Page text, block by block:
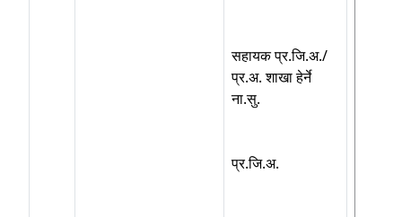
सहायक प्र.जि.अ./
प्र.अ. शाखा हेर्ने
ना.सु.
प्र.जि.अ.